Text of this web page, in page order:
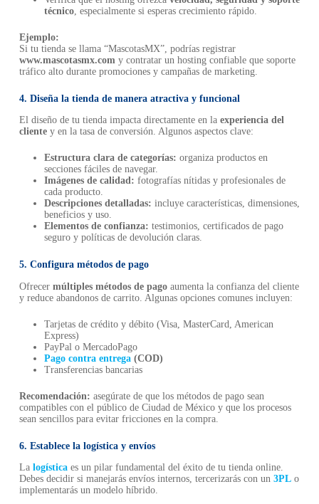
técnico, especialmente si esperas crecimiento rápido.
Ejemplo:
Si tu tienda se llama “MascotasMX”, podrías registrar
www.mascotasmx.comy contratar un hosting confiable que soporte
tráfico alto durante promociones y campañas de marketing.
4. Diseña la tienda de manera atractiva y funcional
El diseño de tu tienda impacta directamente en la experiencia del
clientey en la tasa de conversión. Algunos aspectos clave:
Estructura clara de categorías: organiza productos en
secciones fáciles de navegar.
Imágenes de calidad: fotografías nítidas y profesionales de
cada producto.
Descripciones detalladas: incluye características, dimensiones,
beneficios y uso.
Elementos de confianza: testimonios, certificados de pago
seguro y políticas de devolución claras.
5. Configura métodos de pago
Ofrecer múltiples métodos de pagoaumenta la confianza del cliente
y reduce abandonos de carrito. Algunas opciones comunes incluyen:
Tarjetas de crédito y débito (Visa, MasterCard, American
Express)
PayPal o MercadoPago
Pago contra entrega(COD)
Transferencias bancarias
Recomendación: asegúrate de que los métodos de pago sean
compatibles con el público de Ciudad de México y que los procesos
sean sencillos para evitar fricciones en la compra.
6. Establece la logística y envíos
La logísticaes un pilar fundamental del éxito de tu tienda online.
Debes decidir si manejarás envíos internos, tercerizarás con un 3PLo
implementarás un modelo híbrido.